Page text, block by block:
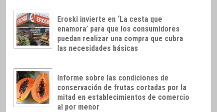
Eroski invierte en ‘La cesta que
enamora’ para que los consumidores
puedan realizar una compra que cubra
las necesidades básicas
Informe sobre las condiciones de
conservación de frutas cortadas por la
mitad en establecimientos de comercio
al por menor